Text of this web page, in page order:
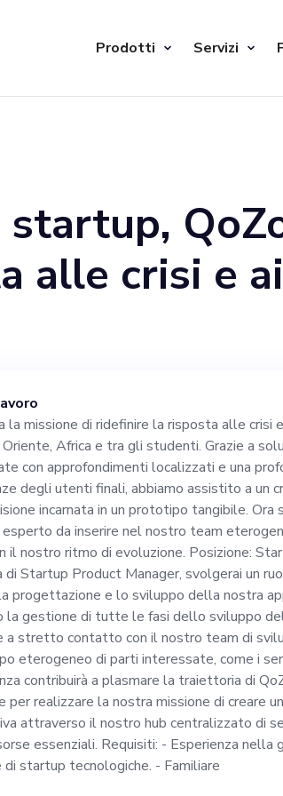
Prodotti Servizi
startup,
alle crisi e
e una
degli utenti
entusiasmo
in un
un
ritmo di
In qualità di
la missione di ridefinire la risposta alle crisi
Africa e tra gli studenti. Grazie a
con approfondimenti localizzati e una
degli utenti finali, abbiamo assistito a un
incarnata in un prototipo tangibile. Ora
da inserire nel nostro team
il nostro ritmo di evoluzione. Posizione:
Startup Product Manager, svolgerai un
progettazione e lo sviluppo della nostra
la gestione di tutte le fasi dello sviluppo
a stretto contatto con il nostro team di
eterogeneo di parti interessate, come i
contribuirà a plasmare la traiettoria di
realizzare la nostra missione di creare
attraverso il nostro hub centralizzato di
essenziali. Requisiti: - Esperienza nella
startup tecnologiche. - Familiare